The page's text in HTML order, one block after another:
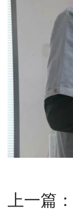
上一篇：